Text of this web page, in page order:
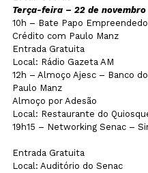
Terça-feira – 22 de novembro
10h – Bate Papo
Crédito com Paulo Manz
Entrada Gratuita
Local: Rádio Gazeta AM
12h – Almoço Ajesc – Banco
Paulo Manz
Almoço por Adesão
Local: Restaurante do
19h15 – Networking Senac
Entrada Gratuita
Local: Auditório do Senac